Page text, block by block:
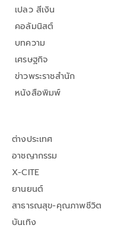
เปลว สีเงิน
คอลัมนิสต์
บทความ
เศรษฐกิจ
ข่าวพระราชสำนัก
หนังสือพิมพ์
ต่างประเทศ
อาชญากรรม
X-CITE
ยานยนต์
สาธารณสุข-คุณภาพชีวิต
บันเทิง